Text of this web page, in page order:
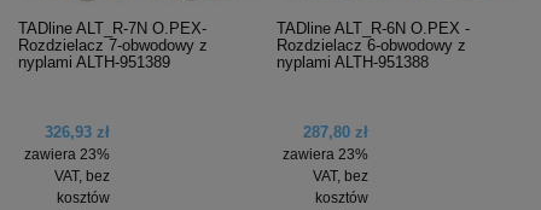
TADline ALT_R-7N O.PEX-
Rozdzielacz 7-obwodowy z
nyplami ALTH-951389
326,93 zł
zawiera 23%
VAT, bez
kosztów
TADline ALT_R-6N O.PEX -
Rozdzielacz 6-obwodowy z
nyplami ALTH-951388
287,80 zł
zawiera 23%
VAT, bez
kosztów